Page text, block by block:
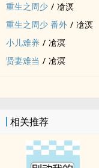
重生之周少 / 凔溟
重生之周少 番外 / 凔溟
小儿难养 / 凔溟
贤妻难当 / 凔溟
相关推荐